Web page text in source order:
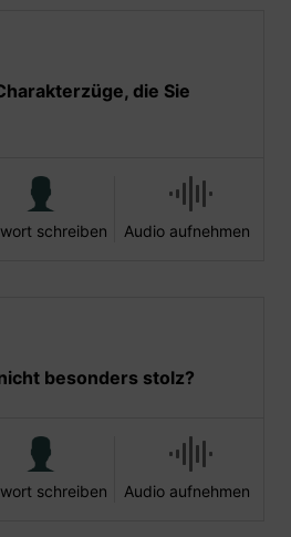
die Sie
schreiben Audio aufnehmen
besonders stolz?
schreiben Audio aufnehmen